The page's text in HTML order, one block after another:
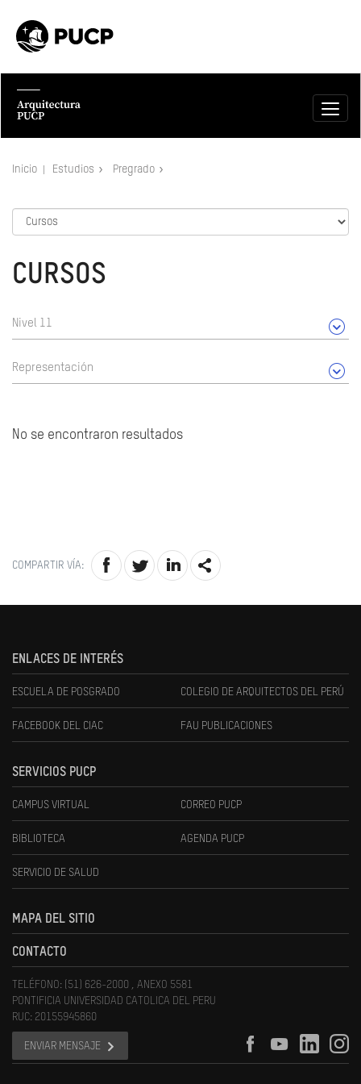
Inicio Estudios Pregrado
CURSOS
Nivel 11
Representación
No se encontraron resultados
COMPARTIR VÍA:
ENLACES DE INTERÉS
ESCUELA DE POSGRADO COLEGIO DE ARQUITECTOS DEL PERÚ
FACEBOOK DEL CIAC FAU PUBLICACIONES
SERVICIOS PUCP
CAMPUS VIRTUAL CORREO PUCP
BIBLIOTECA AGENDA PUCP
SERVICIO DE SALUD
MAPA DEL SITIO
CONTACTO
TELÉFONO: (51) 626-2000 , ANEXO 5581
PONTIFICIA UNIVERSIDAD CATOLICA DEL PERU
RUC: 20155945860
ENVIAR MENSAJE